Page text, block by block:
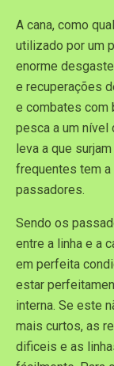
A cana, como
utilizado por um
enorme
e recuperações
e combates com
pesca a um
leva a que
frequentes tem
passadores.
Sendo os
entre a linha e a
em perfeita
estar
interna. Se este
mais curtos, as
dificeis e as